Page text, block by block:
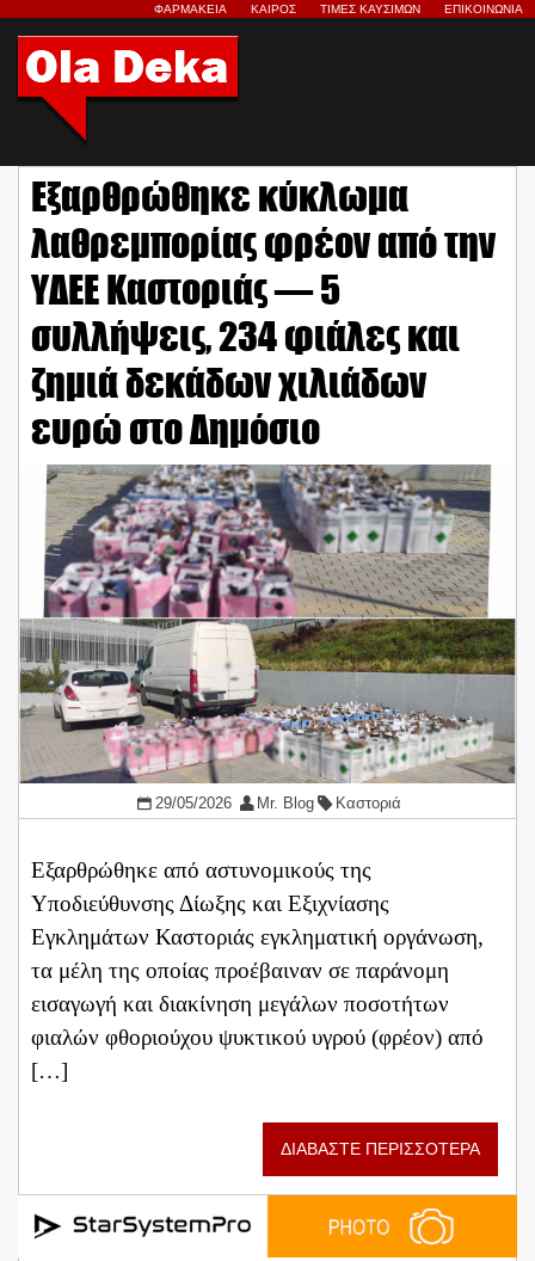
ΦΑΡΜΑΚΕΙΑ ΚΑΙΡΟΣ ΤΙΜΕΣ ΚΑΥΣΙΜΩΝ ΕΠΙΚΟΙΝΩΝΙΑ
Εξαρθρώθηκε κύκλωμα
λαθρεμπορίας φρέον από την
ΥΔΕΕ Καστοριάς — 5
συλλήψεις, 234 φιάλες και
ζημιά δεκάδων χιλιάδων
ευρώ στο Δημόσιο
29/05/2026 Mr. Blog Καστοριά
Εξαρθρώθηκε από αστυνομικούς της
Υποδιεύθυνσης Δίωξης και Εξιχνίασης
Εγκλημάτων Καστοριάς εγκληματική οργάνωση,
τα μέλη της οποίας προέβαιναν σε παράνομη
εισαγωγή και διακίνηση μεγάλων ποσοτήτων
φιαλών φθοριούχου ψυκτικού υγρού (φρέον) από
[…]
ΔΙΑΒΑΣΤΕ ΠΕΡΙΣΣΟΤΕΡΑ